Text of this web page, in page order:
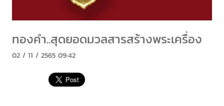
ทองคำ..สุดยอดมวลสารสร้างพระเครื่อง
02 / 11 / 2565 09:42